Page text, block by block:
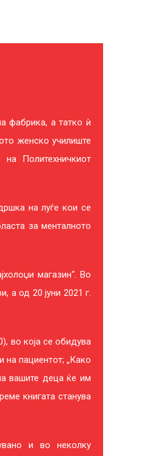
фабрика, а татко ѝ
женско училиште
Политехничкиот
на луѓе кои се
за менталното
магазин“. Во
а од 20 јуни 2021 г.
во која се обидува
на пациентот; „Како
вашите деца ќе им
книгата станува
и во неколку